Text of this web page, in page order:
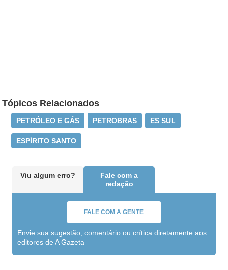
Tópicos Relacionados
PETRÓLEO E GÁS PETROBRAS ES SUL
ESPÍRITO SANTO
Viu algum erro?
Fale com a
redação
FALE COM A GENTE
Envie sua sugestão, comentário ou crítica diretamente aos
editores de A Gazeta